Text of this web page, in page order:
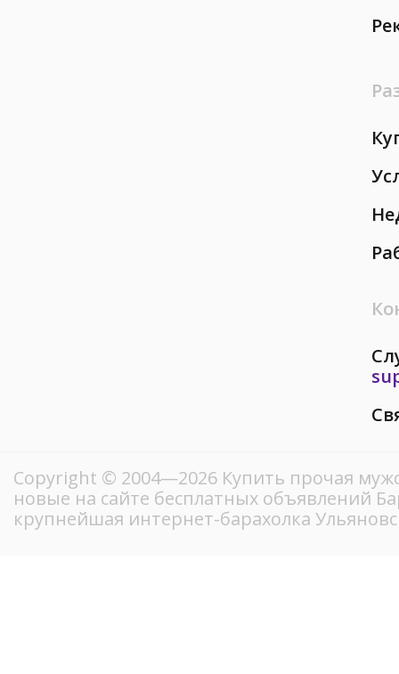
Copyright © 2004—2026 Купить прочая
новые на сайте бесплатных объявлений
крупнейшая интернет-барахолка